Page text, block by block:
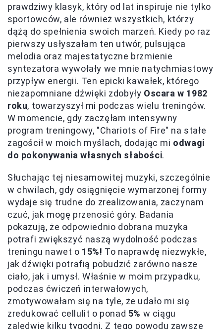
prawdziwy klasyk, który od lat inspiruje nie tylko
sportowców, ale również wszystkich, którzy
dążą do spełnienia swoich marzeń. Kiedy po raz
pierwszy usłyszałam ten utwór, pulsująca
melodia oraz majestatyczne brzmienie
syntezatora wywołały we mnie natychmiastowy
przypływ energii. Ten epicki kawałek, którego
niezapomniane dźwięki zdobyły Oscara w 1982
roku, towarzyszył mi podczas wielu treningów.
W momencie, gdy zaczęłam intensywny
program treningowy, "Chariots of Fire" na stałe
zagościł w moich myślach, dodając mi odwagi
do pokonywania własnych słabości.
Słuchając tej niesamowitej muzyki, szczególnie
w chwilach, gdy osiągnięcie wymarzonej formy
wydaje się trudne do zrealizowania, zaczynam
czuć, jak mogę przenosić góry. Badania
pokazują, że odpowiednio dobrana muzyka
potrafi zwiększyć naszą wydolność podczas
treningu nawet o 15%! To naprawdę niezwykłe,
jak dźwięki potrafią pobudzić zarówno nasze
ciało, jak i umysł. Właśnie w moim przypadku,
podczas ćwiczeń interwałowych,
zmotywowałam się na tyle, że udało mi się
zredukować cellulit o ponad 5% w ciągu
zaledwie kilku tygodni. Z tego powodu zawsze